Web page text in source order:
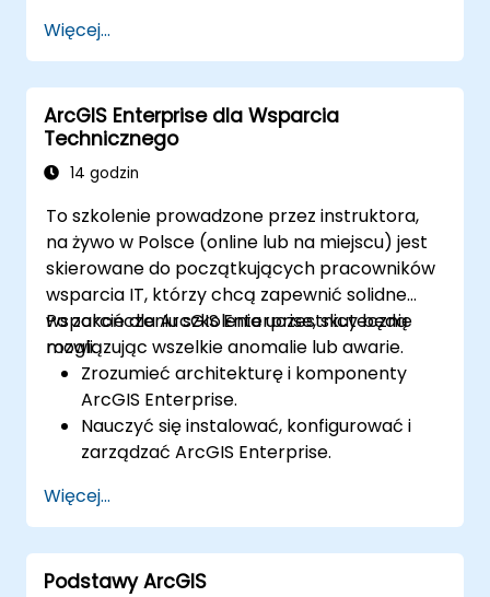
Wykonywać zaawansowane zadania
analizy przestrzennej i geoprzetwarzania.
Automatyzować przepływy pracy za
pomocą ModelBuildera i Pythona.
Więcej...
ArcGIS Enterprise dla Wsparcia
Technicznego
14 godzin
To szkolenie prowadzone przez instruktora,
na żywo w Polsce (online lub na miejscu) jest
skierowane do początkujących pracowników
wsparcia IT, którzy chcą zapewnić solidne
wsparcie dla ArcGIS Enterprise, skutecznie
rozwiązując wszelkie anomalie lub awarie.
Po zakończeniu szkolenia uczestnicy będą
mogli:
Zrozumieć architekturę i komponenty
ArcGIS Enterprise.
Nauczyć się instalować, konfigurować i
zarządzać ArcGIS Enterprise.
typowych problemów.
Rozwinąć biegłość w monitorowaniu i
utrzymywaniu środowisk ArcGIS
Enterprise.
Więcej...
Podstawy ArcGIS